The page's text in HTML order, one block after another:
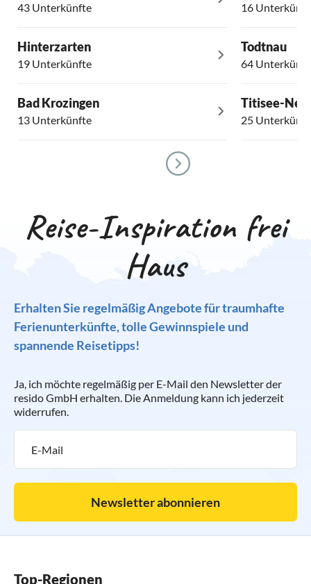
43 Unterkünfte
Hinterzarten
19 Unterkünfte
Bad Krozingen
13 Unterkünfte
16
Todtnau
64
Titisee-
25
Reise-Inspiration frei
Haus
Erhalten Sie regelmäßig Angebote für traumhafte
Ferienunterkünfte, tolle Gewinnspiele und
spannende Reisetipps!
Ja, ich möchte regelmäßig per E-Mail den Newsletter der
resido GmbH erhalten. Die Anmeldung kann ich jederzeit
widerrufen.
Newsletter abonnieren
Top-Regionen